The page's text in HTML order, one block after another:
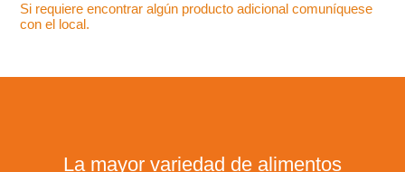
Si requiere encontrar algún producto adicional comuníquese
con el local.
Muy limpia y ordenada. Precios